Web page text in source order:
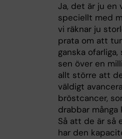
Ja, det är ju en
speciellt med
vi räknar ju
prata om att
ganska
sen över en
allt större att
väldigt
bröstcancer,
drabbar
Så att de är så
har den